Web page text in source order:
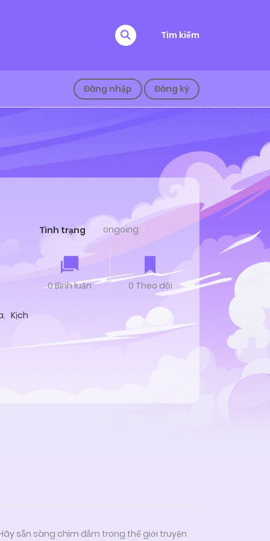
Tìm kiếm
Đăng nhập Đăng ký
, Kịch
Tình trạng ongoing
0 Bình luận 0 Theo dõi
sẵn sàng chìm đắm trong thế giới truyện